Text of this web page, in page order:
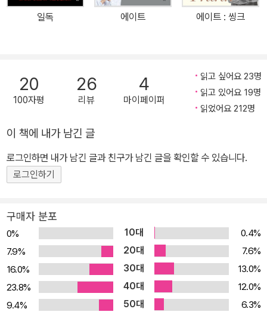
스로 중심을 잡고 미래를 만들어가는 진정한 의미의 성공을 보여준
다. 또한 ‘성공 독서’를 깊이 알고 싶은 독자들을 위해 [부록-이지성
스크랩’, ‘감사 일기’도 물론 빠트리지 않고 담아냈다. 크로스 오버, 소
설과 자기계발의 만남 기획팀에서 마케팅팀으로 좌천당해 좌절을 겪
다가 ‘일독’을 하며 삶의 변화를 맞게 된 주인공 고현성. 좌충우돌 왕
로 돌아오지만 새로운 어려움을 겪는다. 다시 독서 멘토 지후를 만나
‘이독’을 실천하는 과정에서 성공한 독서가들의 마인드를 익히고 성
공을 현실로 만드는 독서법을 쌓아간다. 독서의 궁극적 가치를 발견
까? 성공하는 독서법이 따로 있다고?! 1년 365권 독서를 잇는 ‘천 권
독서’, ‘만 권 독서’가 주목을 받고 있다. 문제는 이토록 많은 책을 읽고
도 삶에 변화가 없어서 자괴감을 느끼는 사람들이 많다는 것이다. 도
대체 책은 어떻게 읽어야 하는가? 책을 제대로 읽는다는 건 뭘까?
《이독》은 독서량이라는 결과보다 ‘성공하는 사람들의 사고방식을 읽
는 과정’에 집중하는 독서, 즉 성공 독서법을 그 해결책으로 제시한다.
일독 에이트 에이트 : 씽크
20
100자평
26
리뷰
4
마이페이퍼
읽고 싶어요 23명
읽고 있어요 19명
읽었어요 212명
이 책에 내가 남긴 글
로그인하면 내가 남긴 글과 친구가 남긴 글을 확인할 수 있습니다.
로그인하기
구매자 분포
0% 10대
0.4%
7.9%
20대
7.6%
16.0%
30대
13.0%
23.8%
40대
12.0%
9.4%
50대
6.3%